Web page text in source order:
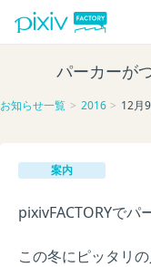
パーカーが
お知らせ一覧 2016 12月
案内
pixivFACTORYでパ
この冬にピッタリ